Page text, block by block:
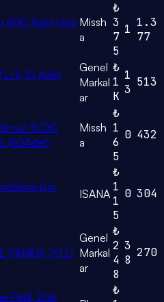
400 Adet Ultra Missh
a
₺
3
7
5
1 1.3
77
X 10 Adet
Genel
Markal
ar
₺
1
K
1
3
513
%100
(80Adet)
Missh
a
₺
1
6
5
0 432
İçin,
ISANA
₺
1
1
5
0 304
PAMUK 70 Lİ
Genel
Markal
ar
₺
2
4
8
3
8
270
Pedi, Disk
₺